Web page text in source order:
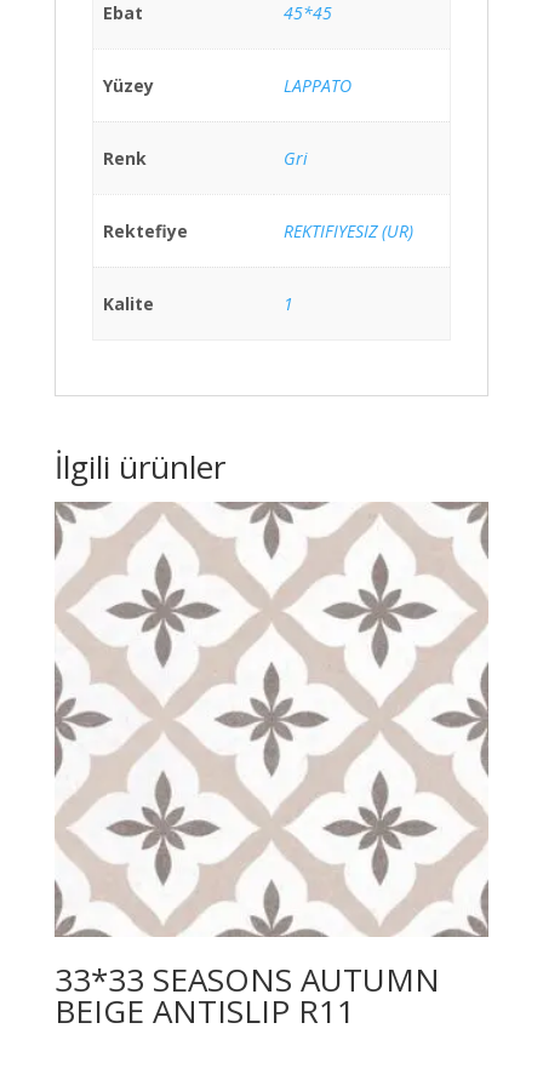
Ebat 45*45
Yüzey LAPPATO
Renk Gri
Rektefiye REKTIFIYESIZ (UR)
Kalite 1
İlgili ürünler
33*33 SEASONS AUTUMN
BEIGE ANTISLIP R11